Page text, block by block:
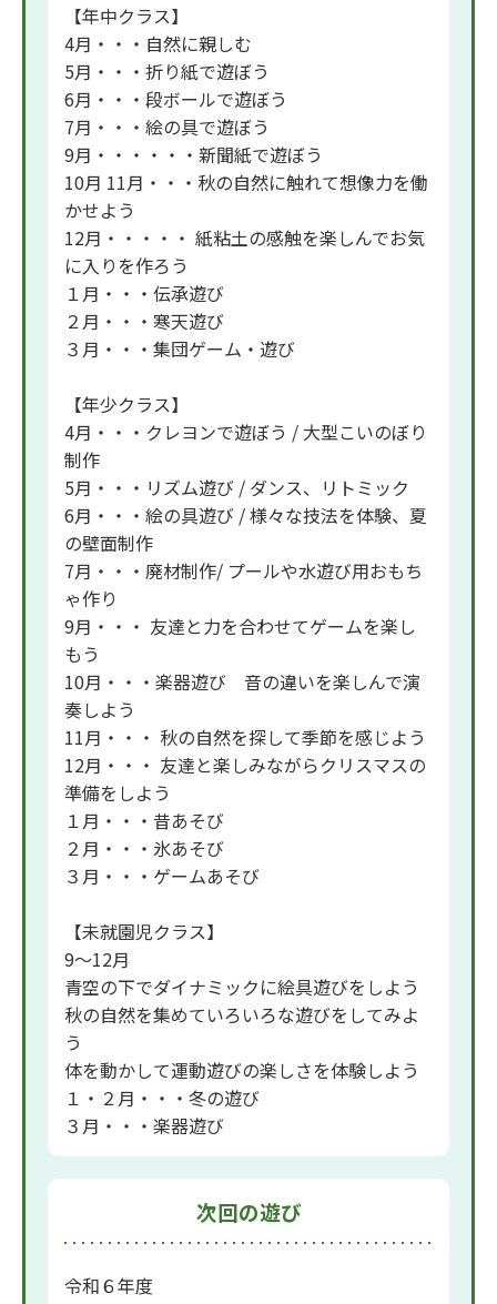
【年中クラス】
4月・・・自然に親しむ
5月・・・折り紙で遊ぼう
6月・・・段ボールで遊ぼう
7月・・・絵の具で遊ぼう
9月・・・・・・新聞紙で遊ぼう
10月 11月・・・秋の自然に触れて想像力を働
かせよう
12月・・・・・ 紙粘土の感触を楽しんでお気
に入りを作ろう
１月・・・伝承遊び
２月・・・寒天遊び
３月・・・集団ゲーム・遊び
【年少クラス】
4月・・・クレヨンで遊ぼう / 大型こいのぼり
制作
5月・・・リズム遊び / ダンス、リトミック
6月・・・絵の具遊び / 様々な技法を体験、夏
の壁面制作
7月・・・廃材制作/ プールや水遊び用おもち
ゃ作り
9月・・・ 友達と力を合わせてゲームを楽し
もう
10月・・・楽器遊び 音の違いを楽しんで演
奏しよう
11月・・・ 秋の自然を探して季節を感じよう
12月・・・ 友達と楽しみながらクリスマスの
準備をしよう
１月・・・昔あそび
２月・・・氷あそび
３月・・・ゲームあそび
【未就園児クラス】
9〜12月
青空の下でダイナミックに絵具遊びをしよう
秋の自然を集めていろいろな遊びをしてみよ
う
体を動かして運動遊びの楽しさを体験しよう
１・２月・・・冬の遊び
３月・・・楽器遊び
次回の遊び
令和６年度